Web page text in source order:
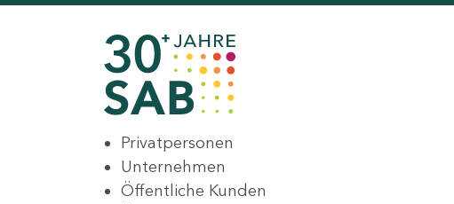
Privatpersonen
Unternehmen
Öffentliche Kunden